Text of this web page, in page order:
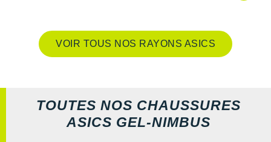
VOIR TOUS NOS RAYONS ASICS
TOUTES NOS CHAUSSURES
ASICS GEL-NIMBUS